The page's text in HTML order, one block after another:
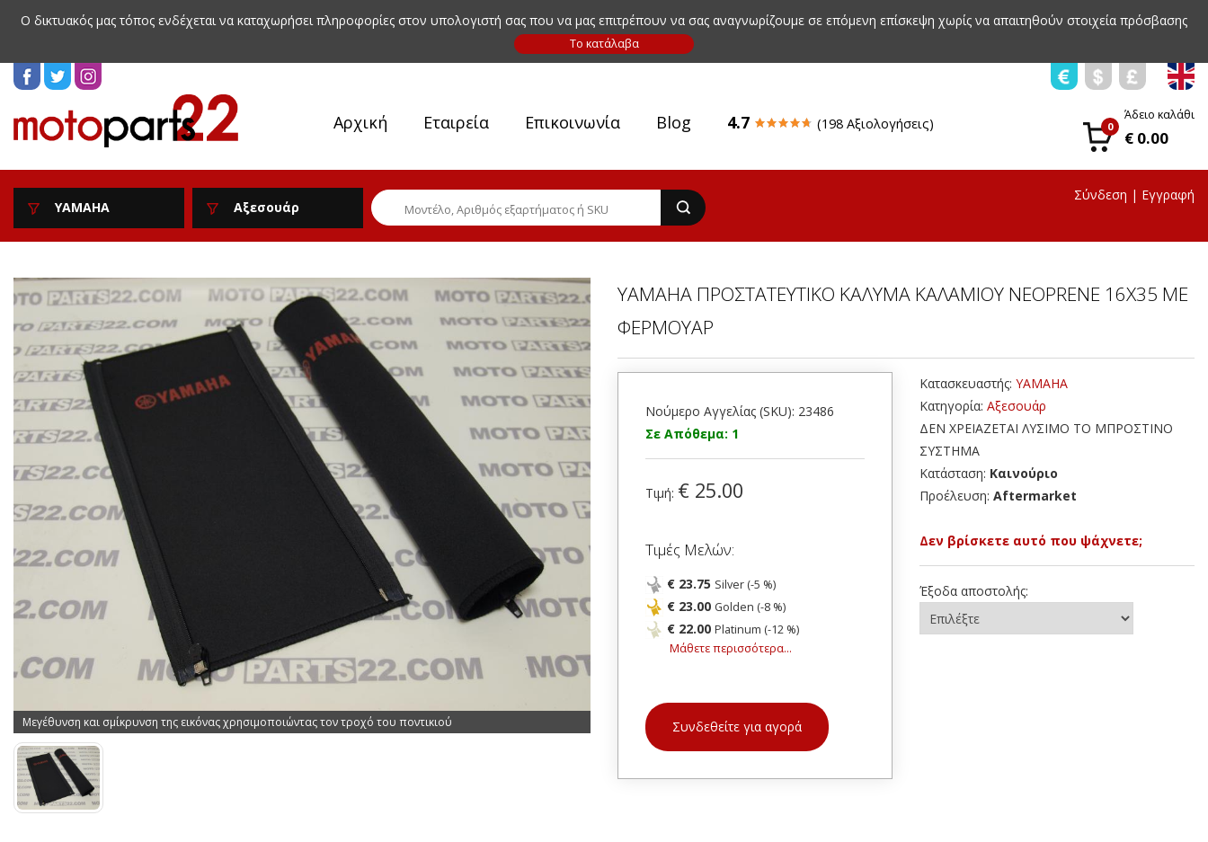
Ο δικτυακός μας τόπος ενδέχεται να καταχωρήσει πληροφορίες στον υπολογιστή σας που να μας επιτρέπουν να σας αναγνωρίζουμε σε επόμενη επίσκεψη χωρίς να απαιτηθούν στοιχεία πρόσβασης
Αρχική Εταιρεία Επικοινωνία Blog 4.7 (198 Αξιολογήσεις) 0
Άδειο καλάθι
€ 0.00
YAMAHA Αξεσουάρ
Σύνδεση | Εγγραφή
Μεγέθυνση και σμίκρυνση της εικόνας χρησιμοποιώντας τον τροχό του ποντικιού
YAMAHA ΠΡΟΣΤΑΤΕΥΤΙΚΟ ΚΑΛΥΜΑ ΚΑΛΑΜΙΟΥ NEOPRENE 16X35 ΜΕ
ΦΕΡΜΟΥΑΡ
Νούμερο Αγγελίας (SKU): 23486
Σε Απόθεμα: 1
Τιμή: € 25.00
Τιμές Μελών:
€ 23.75 Silver (-5 %)
€ 23.00 Golden (-8 %)
€ 22.00 Platinum (-12 %)
Μάθετε περισσότερα...
Συνδεθείτε για αγορά
Κατασκευαστής: YAMAHA
Κατηγορία: Αξεσουάρ
ΔΕΝ ΧΡΕΙΑΖΕΤΑΙ ΛΥΣΙΜΟ ΤΟ ΜΠΡΟΣΤΙΝΟ
ΣΥΣΤΗΜΑ
Κατάσταση: Καινούριο
Προέλευση: Aftermarket
Δεν βρίσκετε αυτό που ψάχνετε;
Έξοδα αποστολής: